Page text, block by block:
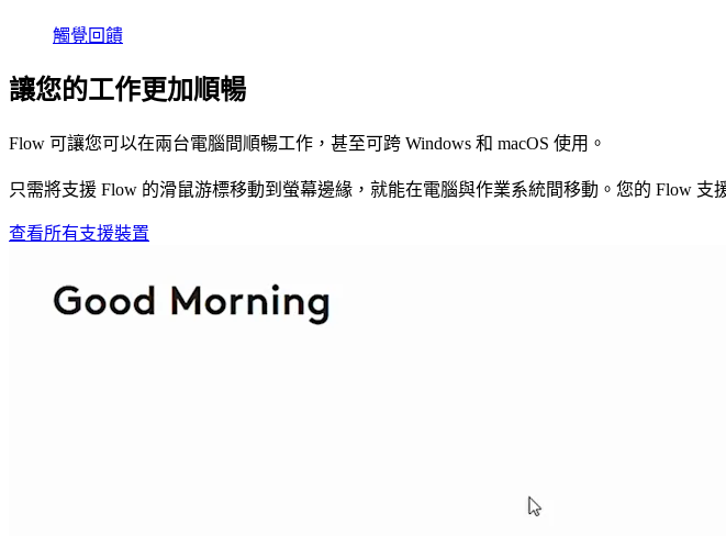
觸覺回饋
讓您的工作更加順暢
Flow 可讓您可以在兩台電腦間順暢工作，甚至可跨 Windows 和 macOS 使用。
只需將支援 Flow 的滑鼠游標移動到螢幕邊緣，就能在電腦與作業系統間移動。您的 Flow
查看所有支援裝置